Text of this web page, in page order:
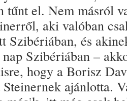
tűnt el. Nem másról
aki valóban
Szibériában, és
Szibériában –
hogy a Borisz
ajánlotta.